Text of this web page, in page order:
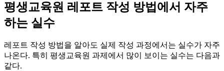
평생교육원 레포트 작성 방법에서 자주
하는 실수
레포트 작성 방법을 알아도 실제 작성 과정에서는 실수가 자주
나온다. 특히 평생교육원 과제에서 많이 보이는 실수는 다음과
같다.